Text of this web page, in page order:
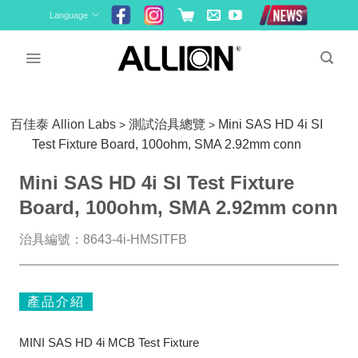
to
Language
百佳泰 Allion Labs> 測試治具總覽 > Mini SAS HD 4i SI
Test Fixture Board, 100ohm, SMA 2.92mm conn
Mini SAS HD 4i SI Test Fixture
Board, 100ohm, SMA 2.92mm conn
治具編號：8643-4i-HMSITFB
產品介紹
MINI SAS HD 4i MCB Test Fixture